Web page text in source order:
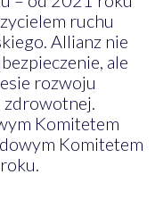
ruchu
Allianz nie
ale
rozwoju
zdrowotnej.
Komitetem
Komitetem